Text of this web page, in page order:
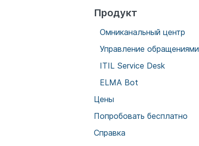
Продукт
Омниканальный центр
Управление обращениями
ITIL Service Desk
ELMA Bot
Цены
Попробовать бесплатно
Справка